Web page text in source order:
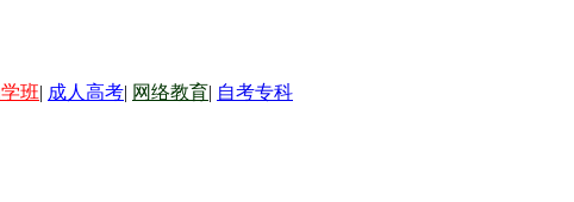
班| 成人高考| 网络教育| 自考专科